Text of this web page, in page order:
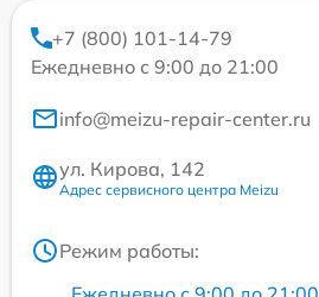
+7 (800) 101-14-79
Ежедневно с 9:00 до 21:00
info@meizu-repair-center.ru
ул. Кирова, 142
Адрес сервисного центра Meizu
Режим работы: